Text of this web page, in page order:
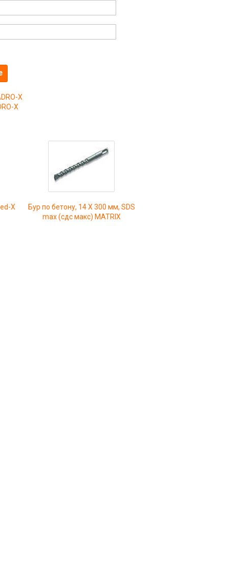
X
X
X
Бур по бетону, 14 Х 300 мм, SDS
max (сдс макс) MATRIX